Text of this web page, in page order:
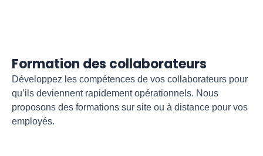
Formation des collaborateurs
Développez les compétences de vos collaborateurs pour
qu’ils deviennent rapidement opérationnels. Nous
proposons des formations sur site ou à distance pour vos
employés.